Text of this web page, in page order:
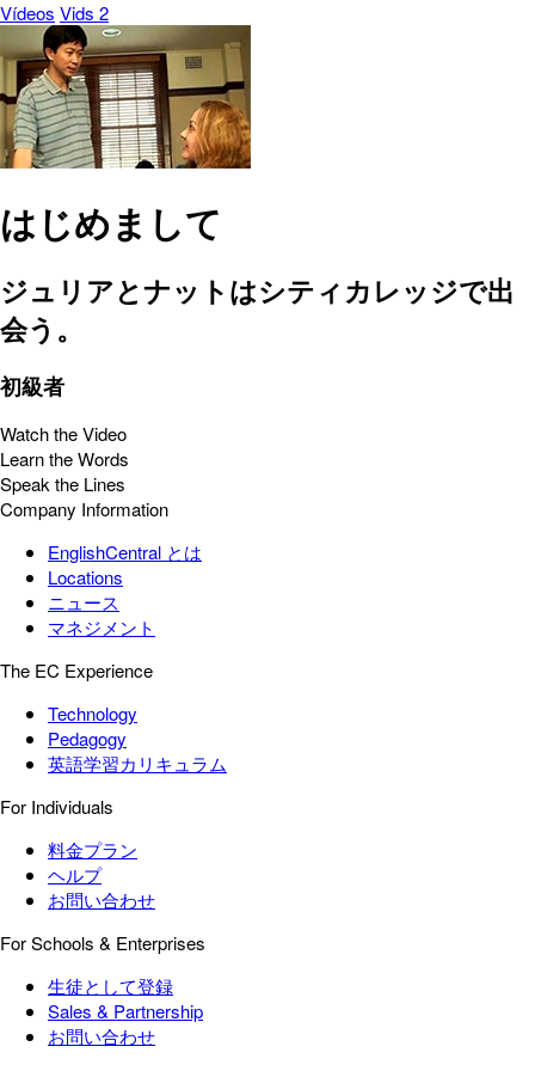
Vídeos Vids 2
はじめまして
ジュリアとナットはシティカレッジで出
会う。
初級者
Watch the Video
Learn the Words
Speak the Lines
Company Information
EnglishCentral とは
Locations
ニュース
マネジメント
The EC Experience
Technology
Pedagogy
英語学習カリキュラム
For Individuals
料金プラン
ヘルプ
お問い合わせ
For Schools & Enterprises
生徒として登録
Sales & Partnership
お問い合わせ